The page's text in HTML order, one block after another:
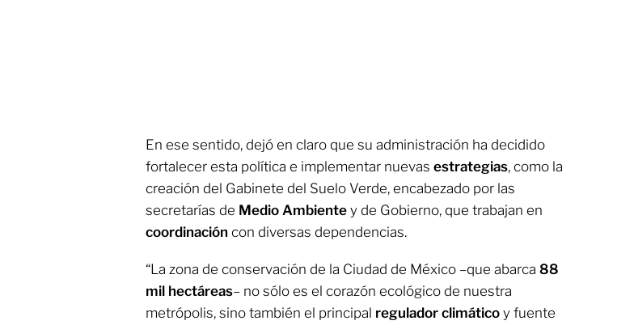
En ese sentido, dejó en claro que su administración ha decidido
fortalecer esta política e implementar nuevas estrategias, como la
creación del Gabinete del Suelo Verde, encabezado por las
secretarías de Medio Ambiente y de Gobierno, que trabajan en
coordinación con diversas dependencias.
“La zona de conservación de la Ciudad de México –que abarca 88
mil hectáreas– no sólo es el corazón ecológico de nuestra
metrópolis, sino también el principal regulador climático y fuente